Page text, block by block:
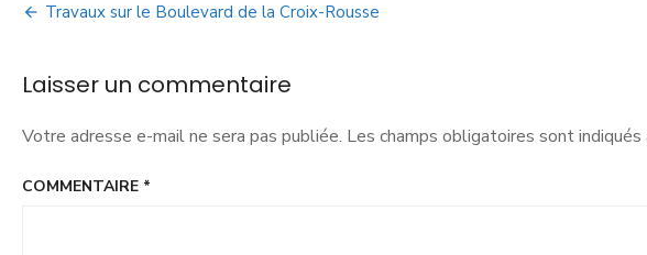
Travaux sur le Boulevard de la Croix-Rousse
Laisser un commentaire
Votre adresse e-mail ne sera pas publiée. Les champs obligatoires sont indiqués
COMMENTAIRE *